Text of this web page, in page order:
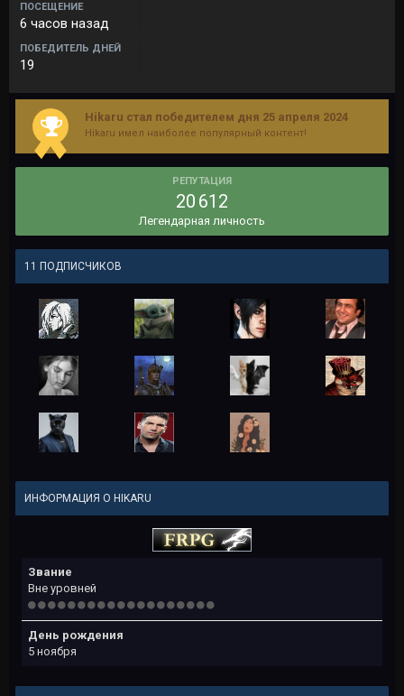
ПОСЕЩЕНИЕ
6 часов назад
ПОБЕДИТЕЛЬ ДНЕЙ
19
Hikaru стал победителем дня 25 апреля 2024
Hikaru имел наиболее популярный контент!
РЕПУТАЦИЯ
20 612
Легендарная личность
11 ПОДПИСЧИКОВ
ИНФОРМАЦИЯ О HIKARU
Звание
Вне уровней
День рождения
5 ноября